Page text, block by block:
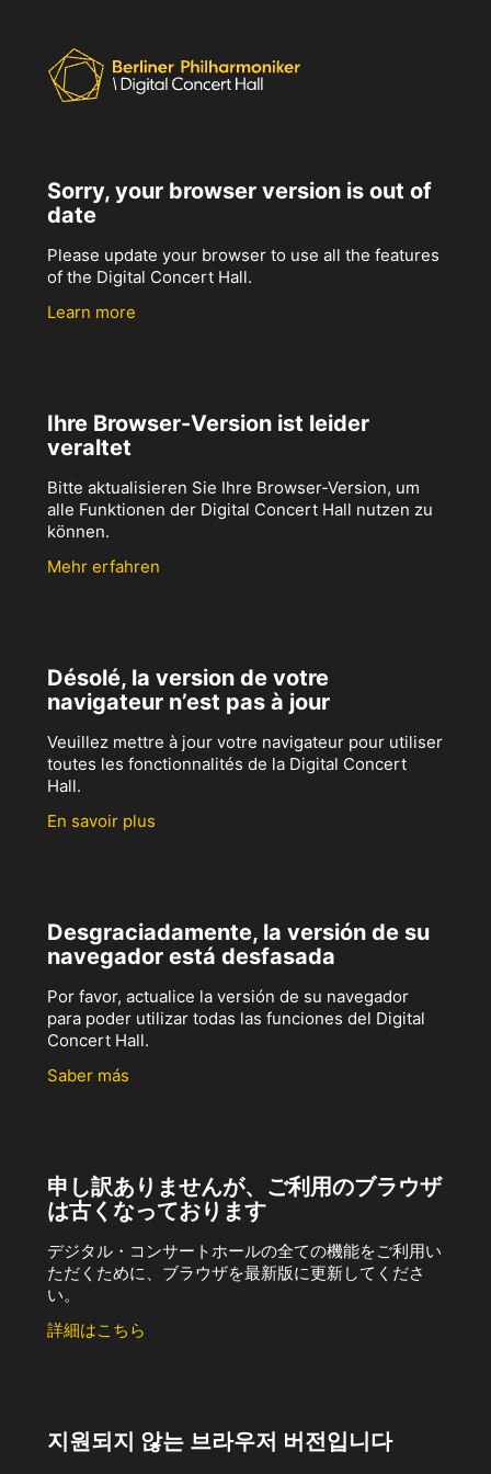
Sorry, your browser version is out of
date
Please update your browser to use all the features
of the Digital Concert Hall.
Learn more
Ihre Browser-Version ist leider
veraltet
Bitte aktualisieren Sie Ihre Browser-Version, um
alle Funktionen der Digital Concert Hall nutzen zu
können.
Mehr erfahren
Désolé, la version de votre
navigateur n’est pas à jour
Veuillez mettre à jour votre navigateur pour utiliser
toutes les fonctionnalités de la Digital Concert
Hall.
En savoir plus
Desgraciadamente, la versión de su
navegador está desfasada
Por favor, actualice la versión de su navegador
para poder utilizar todas las funciones del Digital
Concert Hall.
Saber más
申し訳ありませんが、ご利用のブラウザ
は古くなっております
デジタル・コンサートホールの全ての機能をご利用い
ただくために、ブラウザを最新版に更新してくださ
い。
詳細はこちら
지원되지 않는 브라우저 버전입니다